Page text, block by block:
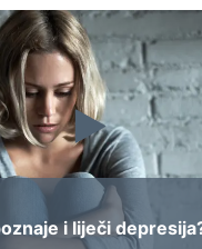
i liječi depresija?